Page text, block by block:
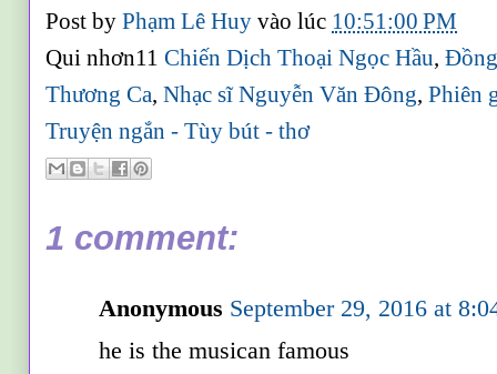
Post byPhạm Lê Huyvào lúc 10:51:00 PM
Qui nhơn11Chiến Dịch Thoại Ngọc Hầu,
Thương Ca,Nhạc sĩ Nguyễn Văn Đông,Phiên
Truyện ngắn - Tùy bút - thơ
1 comment:
Anonymous September 29, 2016 at
he is the musican famous